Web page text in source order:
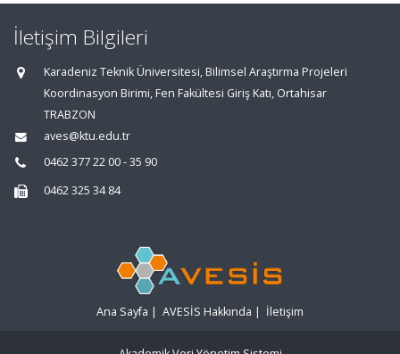
İletişim Bilgileri
Karadeniz Teknik Üniversitesi, Bilimsel Araştırma Projeleri
Koordinasyon Birimi, Fen Fakültesi Giriş Katı, Ortahisar
TRABZON
aves@ktu.edu.tr
0462 377 22 00 - 35 90
0462 325 34 84
Ana Sayfa | AVESİS Hakkında | İletişim